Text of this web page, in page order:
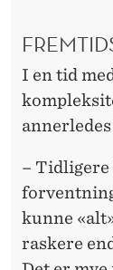
I en tid
– Tidligere
kunne
raskere